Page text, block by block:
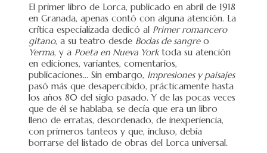
El primer libro de Lorca, publicado en abril de 1918
en Granada, apenas contó con alguna atención. La
crítica especializada dedicó al Primer romancero
gitano, a su teatro desde Bodas de sangreo
Yerma, y a Poeta en Nueva Yorktoda su atención
en ediciones, variantes, comentarios,
publicaciones… Sin embargo, Impresiones y paisajes
pasó más que desapercibido, prácticamente hasta
los años 80 del siglo pasado. Y de las pocas veces
que de él se hablaba, se decía que era un libro
lleno de erratas, desordenado, de inexperiencia,
con primeros tanteos y que, incluso, debía
borrarse del listado de obras del Lorca universal.